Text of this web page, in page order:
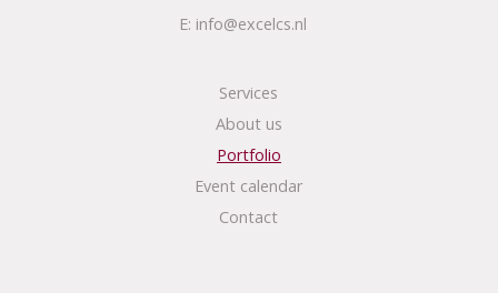
E: info@excelcs.nl
Services
About us
Portfolio
Event calendar
Contact